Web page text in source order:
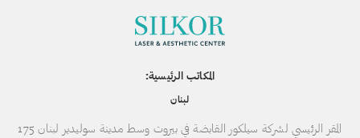
المكاتب الرئيسية:
لبنان
المقر الرئيسي لشركة سيلكور القابضة في بيروت وسط مدينة سوليدير لبنان 175